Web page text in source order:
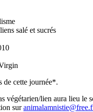
salé et sucrés
de cette journée*.
végétarien/lien aura lieu le
sur